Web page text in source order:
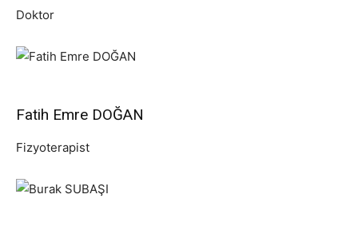
Doktor
Fatih Emre DOĞAN
Fizyoterapist